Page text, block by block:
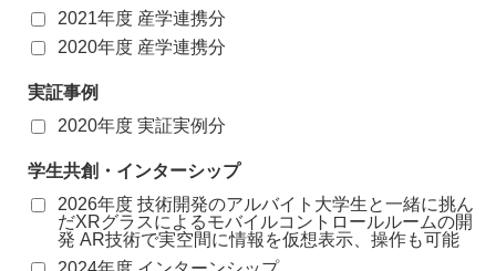
2021年度 産学連携分
2020年度 産学連携分
実証事例
2020年度 実証実例分
学生共創・インターシップ
2026年度 技術開発のアルバイト大学生と一緒に挑ん
だXRグラスによるモバイルコントロールルームの開
発 AR技術で実空間に情報を仮想表示、操作も可能